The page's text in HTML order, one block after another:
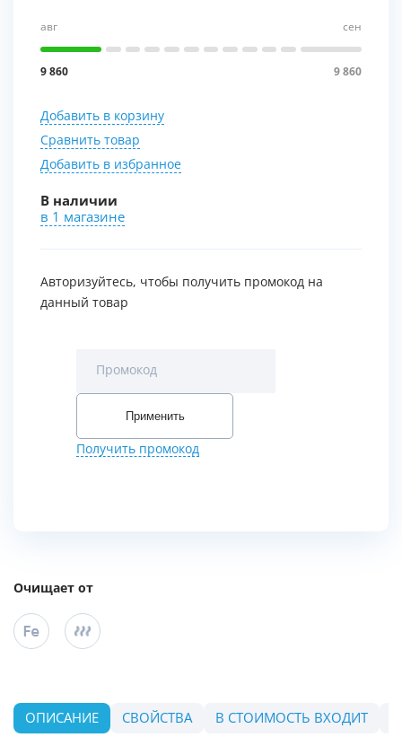
авг
9 860
сен
9 860
Добавить в корзину
Сравнить товар
Добавить в избранное
В наличии
в 1 магазине
Авторизуйтесь, чтобы получить промокод на
данный товар
Промокод
Применить
Получить промокод
Очищает от
ОПИСАНИЕ СВОЙСТВА В СТОИМОСТЬ ВХОДИТ